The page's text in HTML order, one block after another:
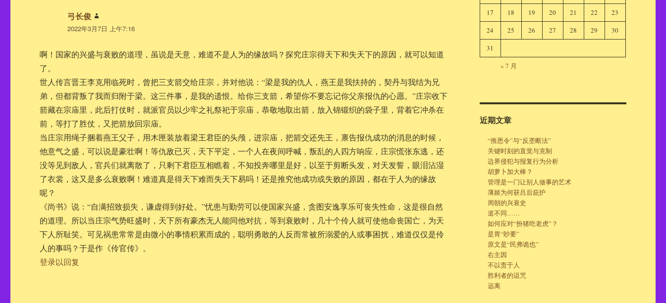
弓长俊
道：
2022年3月7日 上午7:16
啊！国家的兴盛与衰败的道理，虽说是天意，难道不是人为的缘故吗？探究庄宗得天下和失天下的原因，就可以知道
了。
世人传言晋王李克用临死时，曾把三支箭交给庄宗，并对他说：“梁是我的仇人，燕王是我扶持的，契丹与我结为兄
弟，但都背叛了我而归附于梁。这三件事，是我的遗恨。给你三支箭，希望你不要忘记你父亲报仇的心愿。”庄宗收下
箭藏在宗庙里，此后打仗时，就派官员以少牢之礼祭祀于宗庙，恭敬地取出箭，放入锦锻织的袋子里，背着它冲杀在
前，等打了胜仗，又把箭放回宗庙。
当庄宗用绳子捆着燕王父子，用木匣装放着梁王君臣的头颅，进宗庙，把箭交还先王，禀告报仇成功的消息的时候，
他意气之盛，可以说是豪壮啊！等仇敌已灭，天下平定，一个人在夜间呼喊，叛乱的人四方响应，庄宗慌张东逃，还
没等见到敌人，官兵们就离散了，只剩下君臣互相瞧着，不知投奔哪里是好，以至于剪断头发，对天发誓，眼泪沾湿
了衣裳，这又是多么衰败啊！难道真是得天下难而失天下易吗！还是推究他成功或失败的原因，都在于人为的缘故
呢？
《尚书》说：“自满招致损失，谦虚得到好处。”忧患与勤劳可以使国家兴盛，贪图安逸享乐可丧失性命，这是很自然
的道理。所以当庄宗气势旺盛时，天下所有豪杰无人能同他对抗，等到衰败时，几十个伶人就可使他命丧国亡，为天
下人所耻笑。可见祸患常常是由微小的事情积累而成的，聪明勇敢的人反而常被所溺爱的人或事困扰，难道仅仅是伶
人的事吗？于是作《伶官传》。
登录以回复
17
18 19 20 21 22
23
24
25 26 27 28 29
30
31
« 7 月
近期文章
“推恩令”与“反垄断法”
关键时刻的直觉与克制
边界侵犯与报复行为分析
胡萝卜加大棒？
管理是一门让别人做事的艺术
薄姬为何获吕后庇护
周朝的兴衰史
道不同……
如何应对“扮猪吃老虎”？
是胃“眇要”
原文是“民弗诡也”
右主因
不以责于人
胜利者的诅咒
远离